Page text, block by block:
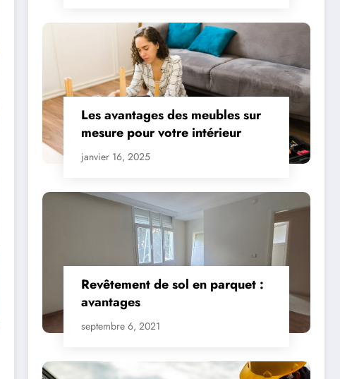
Les avantages des meubles sur
mesure pour votre intérieur
janvier 16, 2025
Revêtement de sol en parquet :
avantages
septembre 6, 2021